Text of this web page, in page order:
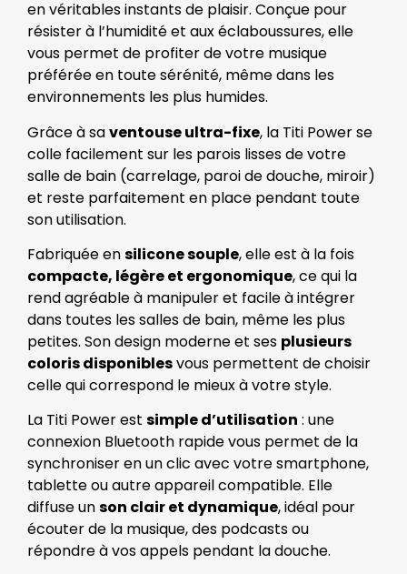
en véritables instants de plaisir. Conçue pour
résister à l’humidité et aux éclaboussures, elle
vous permet de profiter de votre musique
préférée en toute sérénité, même dans les
environnements les plus humides.
Grâce à saventouse ultra-fixe, la Titi Power se
colle facilement sur les parois lisses de votre
salle de bain (carrelage, paroi de douche, miroir)
et reste parfaitement en place pendant toute
son utilisation.
Fabriquée ensilicone souple, elle est à la fois
compacte, légère et ergonomique, ce qui la
rend agréable à manipuler et facile à intégrer
dans toutes les salles de bain, même les plus
petites. Son design moderne et ses plusieurs
coloris disponiblesvous permettent de choisir
celle qui correspond le mieux à votre style.
La Titi Power est simple d’utilisation : une
connexion Bluetooth rapide vous permet de la
synchroniser en un clic avec votre smartphone,
tablette ou autre appareil compatible. Elle
diffuse unson clair et dynamique, idéal pour
écouter de la musique, des podcasts ou
répondre à vos appels pendant la douche.